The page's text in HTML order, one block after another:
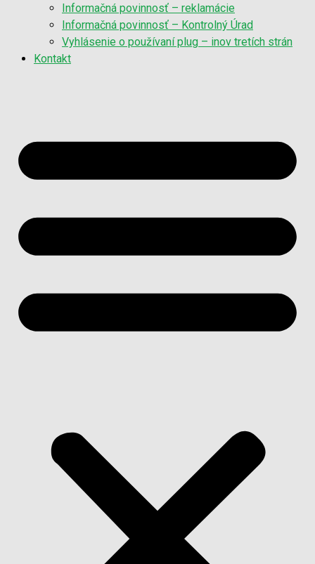
Informačná povinnosť – reklamácie
Informačná povinnosť – Kontrolný Úrad
Vyhlásenie o používaní plug – inov tretích strán
Kontakt